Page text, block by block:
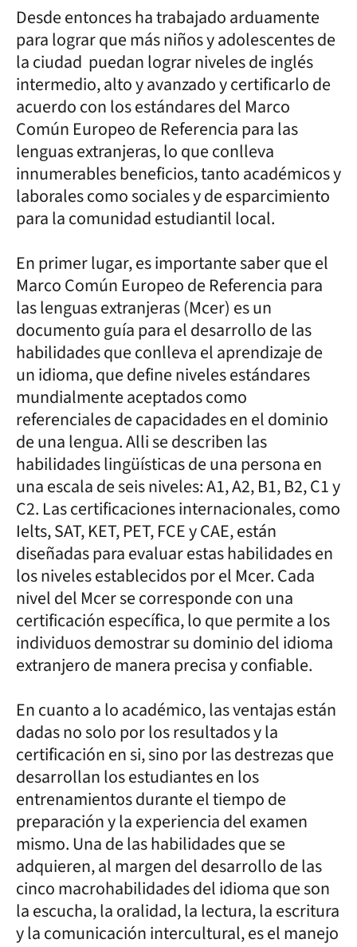
Desde entonces ha trabajado arduamente
para lograr que más niños y adolescentes de
la ciudad puedan lograr niveles de inglés
intermedio, alto y avanzado y certificarlo de
acuerdo con los estándares del Marco
Común Europeo de Referencia para las
lenguas extranjeras, lo que conlleva
innumerables beneficios, tanto académicos y
laborales como sociales y de esparcimiento
para la comunidad estudiantil local.
En primer lugar, es importante saber que el
Marco Común Europeo de Referencia para
las lenguas extranjeras (Mcer) es un
documento guía para el desarrollo de las
habilidades que conlleva el aprendizaje de
un idioma, que define niveles estándares
mundialmente aceptados como
referenciales de capacidades en el dominio
de una lengua. Alli se describen las
habilidades lingüísticas de una persona en
una escala de seis niveles: A1, A2, B1, B2, C1 y
C2. Las certificaciones internacionales, como
Ielts, SAT, KET, PET, FCE y CAE, están
diseñadas para evaluar estas habilidades en
los niveles establecidos por el Mcer. Cada
nivel del Mcer se corresponde con una
certificación específica, lo que permite a los
individuos demostrar su dominio del idioma
extranjero de manera precisa y confiable.
En cuanto a lo académico, las ventajas están
dadas no solo por los resultados y la
certificación en si, sino por las destrezas que
desarrollan los estudiantes en los
entrenamientos durante el tiempo de
preparación y la experiencia del examen
mismo. Una de las habilidades que se
adquieren, al margen del desarrollo de las
cinco macrohabilidades del idioma que son
la escucha, la oralidad, la lectura, la escritura
y la comunicación intercultural, es el manejo